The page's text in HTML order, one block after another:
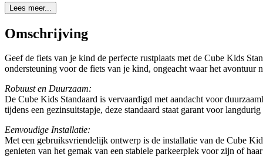
Lees meer...
Omschrijving
Geef de fiets van je kind de perfecte rustplaats met de Cube Kids
ondersteuning voor de fiets van je kind, ongeacht waar het avontuur
Robuust en Duurzaam:
De Cube Kids Standaard is vervaardigd met aandacht voor
tijdens een gezinsuitstapje, deze standaard staat garant voor
Eenvoudige Installatie:
Met een gebruiksvriendelijk ontwerp is de installatie van de Cube
genieten van het gemak van een stabiele parkeerplek voor zijn of